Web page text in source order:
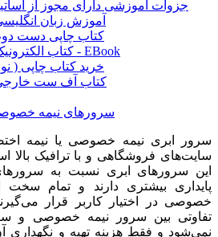
جزوات آموزشی دارای مجوز از
آموزش زبان
کتاب چاپی دست
کتاب الکترونیک - EBook
خرید کتاب چاپی (
کتاب آف ست
سرورهای نیمه
سرور ابری نیمه خصوصی یا نیمه
سایت‌های فروشگاهی و با ترافیک بالا
این سرورهای ابری نسبت به
پایداری بیشتری دارند و تمام سخت
خصوصی در اختیار کاربر قرار
تفاوتی بین سرور نیمه خصوصی و
نمی‌شود و فقط هزینه تهیه و نگهداری